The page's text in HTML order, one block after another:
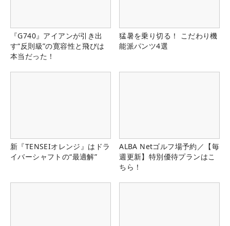
『G740』アイアンが引き出
す“反則級”の寛容性と飛びは
本当だった！
猛暑を乗り切る！ こだわり機
能派パンツ4選
新『TENSEIオレンジ』はドラ
イバーシャフトの“最適解”
ALBA Netゴルフ場予約／【毎
週更新】特別優待プランはこ
ちら！